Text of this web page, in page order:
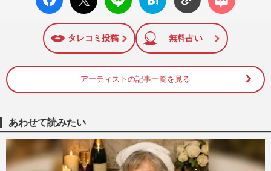
ok い
ト
ブック
に追加
ト
タレコミ投稿 無料占い
アーティストの記事一覧を見る
あわせて読みたい